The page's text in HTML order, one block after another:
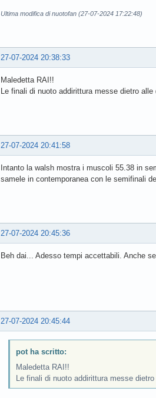
Ultima modifica di nuotofan (27-07-2024 17:22:48)
27-07-2024 20:38:33
Maledetta RAI!!
Le finali di nuoto addirittura messe dietro
27-07-2024 20:41:58
Intanto la walsh mostra i muscoli 55.38 in
samele in contemporanea con le semifinali
27-07-2024 20:45:36
Beh dai... Adesso tempi accettabili. Anche
27-07-2024 20:45:44
pot ha scritto:
Maledetta RAI!!
Le finali di nuoto addirittura messe